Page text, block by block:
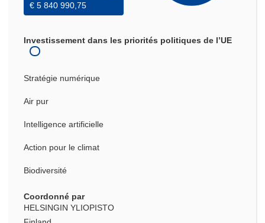
€ 5 840 990,75
Investissement dans les priorités politiques de l’UE
Stratégie numérique
Air pur
Intelligence artificielle
Action pour le climat
Biodiversité
Coordonné par
HELSINGIN YLIOPISTO